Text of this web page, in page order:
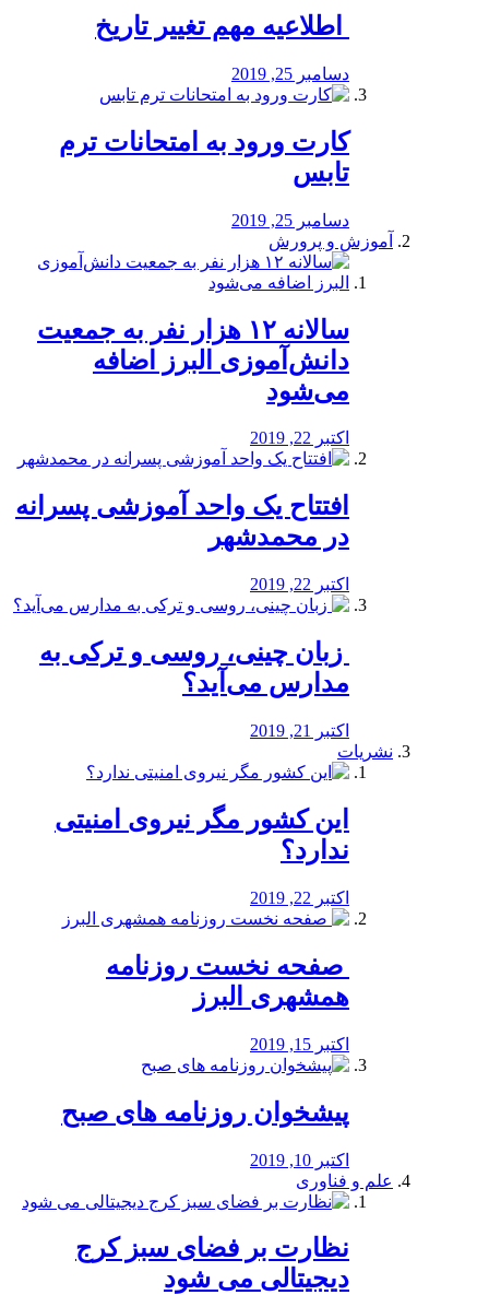
️ اطلاعیه مهم تغییر تاریخ
دسامبر 25, 2019
کارت ورود به امتحانات ترم
تابس
دسامبر 25, 2019
آموزش و پرورش
️سالانه ۱۲ هزار نفر به جمعیت
دانش‌آموزی البرز اضافه
می‌شود
اکتبر 22, 2019
افتتاح یک واحد آموزشی پسرانه
در محمدشهر
اکتبر 22, 2019
️ زبان چینی، روسی و ترکی به
مدارس می‌آید؟
اکتبر 21, 2019
نشریات
این کشور مگر نیروی امنیتی
ندارد؟
اکتبر 22, 2019
️ صفحه نخست روزنامه‌
همشهری البرز
اکتبر 15, 2019
پیشخوان روزنامه های صبح
اکتبر 10, 2019
علم و فناوری
نظارت بر فضای سبز کرج
دیجیتالی می شود